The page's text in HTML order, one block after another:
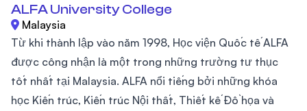
ALFA University College
Malaysia
Từ khi thành lập vào năm 1998, Học viện Quốc tế ALFA
được công nhận là một trong những trường tư thục
tốt nhất tại Malaysia. ALFA nổi tiếng bởi những khóa
học Kiến trúc, Kiến trúc Nội thất, Thiết kế Đồ họa và